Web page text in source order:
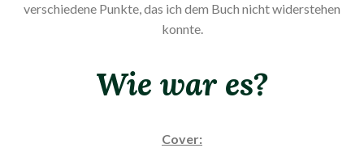
verschiedene Punkte, das ich dem Buch nicht widerstehen
konnte.
Wie war es?
Cover: